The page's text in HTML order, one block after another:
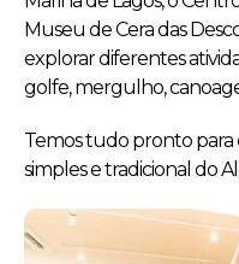
Museu de Cera das
explorar diferentes
golfe, mergulho,
Temos tudo pronto para
simples e tradicional do